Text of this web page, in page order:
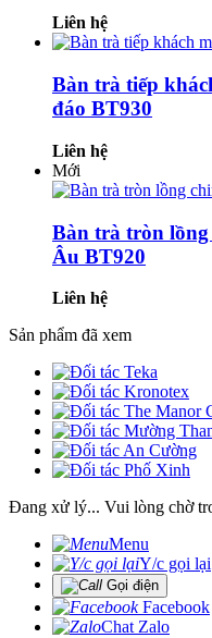
Liên hệ
Bàn trà tiếp
đáo BT930
Liên hệ
Mới
Bàn trà tròn lồng
Âu BT920
Liên hệ
Sản phẩm đã xem
Đang xử lý... Vui lòng chờ
Menu
Y/c gọi lại
Gọi điện
Facebook
Chat Zalo